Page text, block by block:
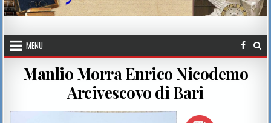
Fatti di Storia
MENU
Manlio Morra Enrico Nicodemo
Arcivescovo di Bari